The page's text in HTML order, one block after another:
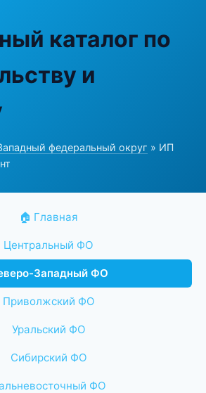
каталог по
и
федеральный округ » ИП
🏠 Главная
Центральный ФО
Западный ФО
Приволжский ФО
Уральский ФО
Сибирский ФО
ФО